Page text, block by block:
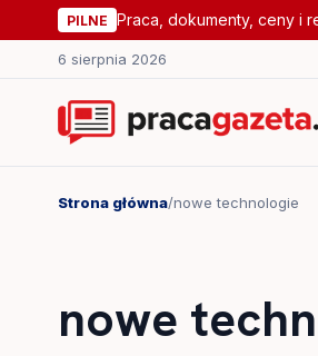
PILNE Praca, dokumenty, ceny i
6 sierpnia 2026
Strona główna/nowe technologie
nowe